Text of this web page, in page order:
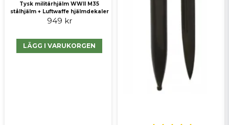
Tysk militärhjälm WWII M35
stålhjälm + Luftwaffe hjälmdekaler
949 kr
LÄGG I VARUKORGEN